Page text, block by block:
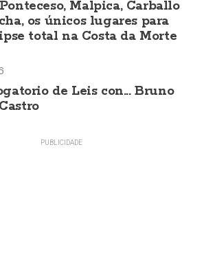
Malpica, Carballo
os únicos lugares para
total na Costa da Morte
de Leis con... Bruno